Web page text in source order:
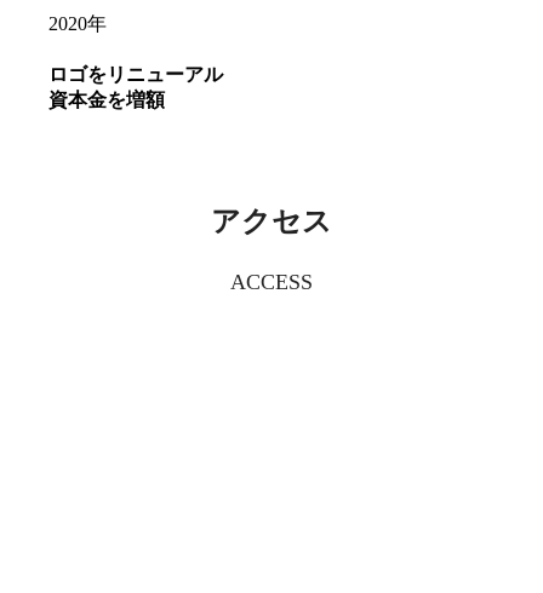
2020年
ロゴをリニューアル
資本金を増額
アクセス
ACCESS